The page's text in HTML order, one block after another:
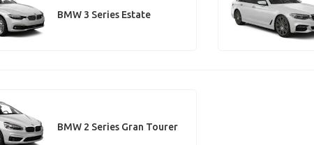
BMW 3 Series Estate
BMW 2 Series Gran Tourer